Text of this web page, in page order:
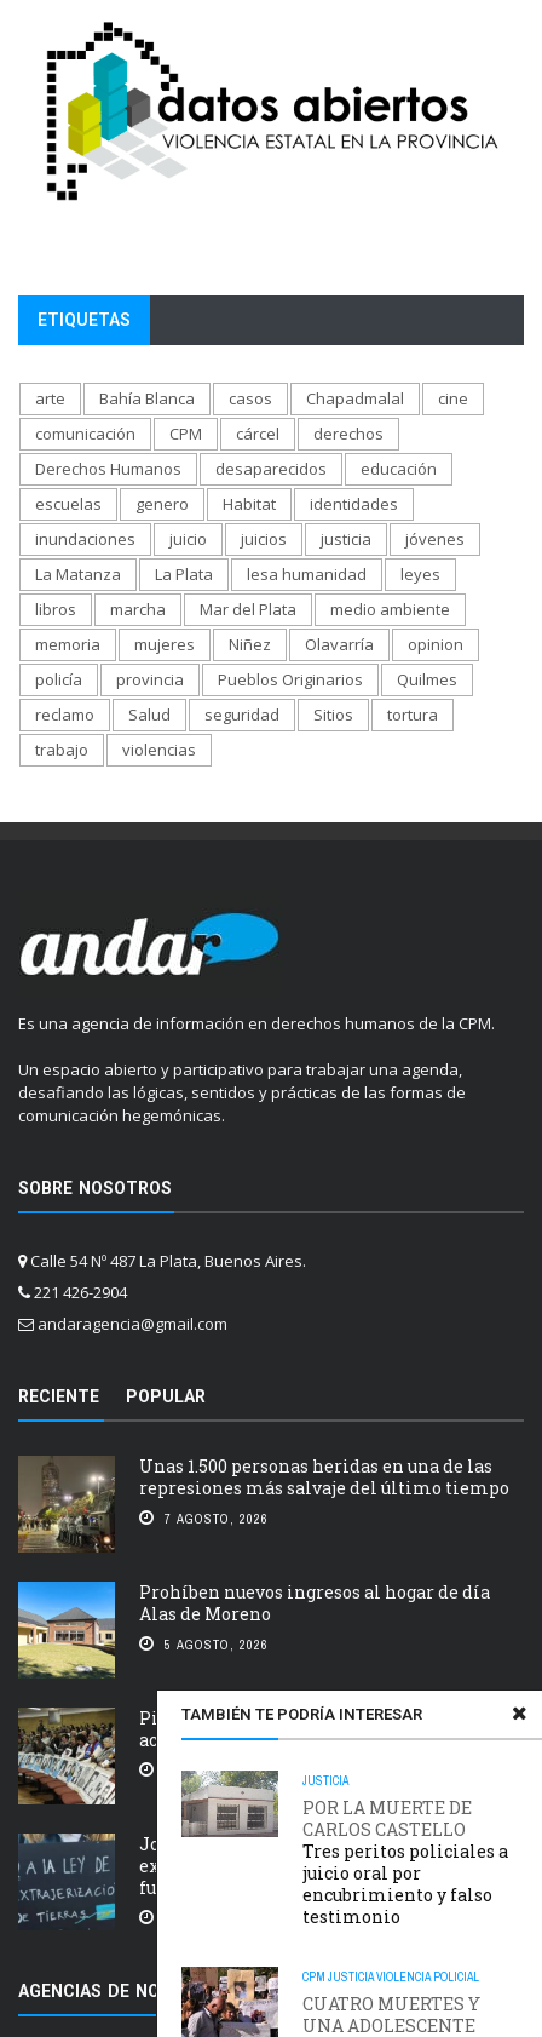
TAMBIÉN TE PODRÍA INTERESAR
JUSTICIA
POR LA MUERTE DE
CARLOS CASTELLO
Tres peritos policiales a
juicio oral por
encubrimiento y falso
testimonio
CPM JUSTICIAVIOLENCIA POLICIAL
CUATRO MUERTES Y
UNA ADOLESCENTE
ETIQUETAS
arte Bahía Blanca casos Chapadmalal
cine
comunicación
CPM cárcel
derechos
Derechos Humanos
desaparecidos
educación
escuelas
genero Habitat
identidades
inundaciones
juicio juicios justicia
jóvenes
La Matanza
La Plata lesa humanidad
leyes
libros
marcha Mar del Plata
medio ambiente
memoria
mujeres Niñez Olavarría
opinion
policía
provincia Pueblos Originarios
Quilmes
reclamo
Salud seguridad Sitios
tortura
trabajo
violencias
Es una agencia de información en derechos humanos de la CPM.
Un espacio abierto y participativo para trabajar una agenda,
desafiando las lógicas, sentidos y prácticas de las formas de
comunicación hegemónicas.
SOBRE NOSOTROS
Calle 54 Nº 487 La Plata, Buenos Aires.
221 426-2904
andaragencia@gmail.com
RECIENTE POPULAR
Unas 1.500 personas heridas en una de las
represiones más salvaje del último tiempo
7 AGOSTO, 2026
Prohíben nuevos ingresos al hogar de día
Alas de Moreno
5 AGOSTO, 2026
Piden que el Tribunal Federal 2 de Rosario
acelere el juicio Saint Amant IV
5 AGOSTO, 2026
Jornada nacional en rechazo a la
extranjerización de tierras, manejo del
fuego y desalojos
AGENCIAS DE NOTICIAS AMIGAS